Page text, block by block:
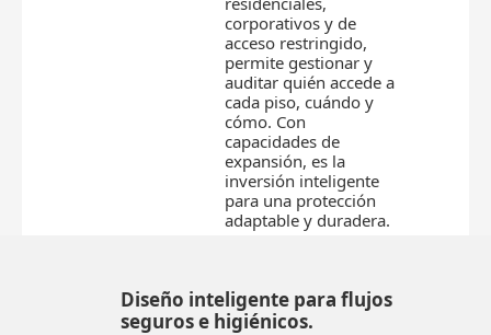
corporativos y de
acceso restringido,
permite gestionar y
auditar quién accede a
cada piso, cuándo y
cómo. Con
capacidades de
expansión, es la
inversión inteligente
para una protección
adaptable y duradera.
Diseño inteligente para flujos
seguros e higiénicos.